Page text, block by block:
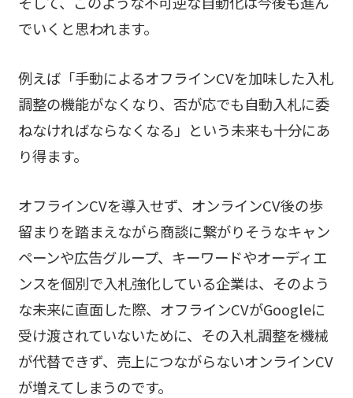
でいくと思われます。
例えば「手動によるオフラインCVを加味した入札
調整の機能がなくなり、否が応でも自動入札に委
ねなければならなくなる」という未来も十分にあ
り得ます。
オフラインCVを導入せず、オンラインCV後の歩
留まりを踏まえながら商談に繋がりそうなキャン
ペーンや広告グループ、キーワードやオーディエ
ンスを個別で入札強化している企業は、そのよう
な未来に直面した際、オフラインCVがGoogleに
受け渡されていないために、その入札調整を機械
が代替できず、売上につながらないオンラインCV
が増えてしまうのです。